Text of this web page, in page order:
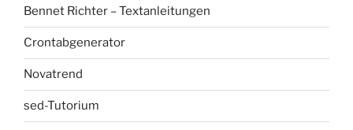
Bennet Richter – Textanleitungen
Crontabgenerator
Novatrend
sed-Tutorium